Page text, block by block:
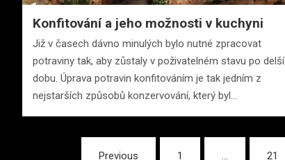
Konfitování a jeho možnosti v kuchyni
Již v časech dávno minulých bylo nutné zpracovat
potraviny tak, aby zůstaly v poživatelném stavu po delší
dobu. Úprava potravin konfitováním je tak jedním z
nejstarších způsobů konzervování, který byl…
Stránkování
Previous 1 … 21